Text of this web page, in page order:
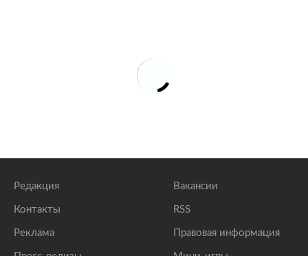
Редакция
Контакты
Реклама
Вакансии
RSS
Правовая информация